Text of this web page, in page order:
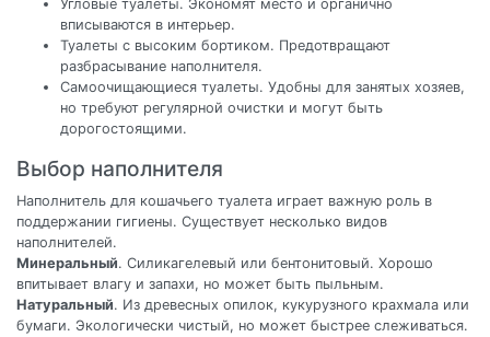
Угловые туалеты. Экономят место и органично
вписываются в интерьер.
Туалеты с высоким бортиком. Предотвращают
разбрасывание наполнителя.
Самоочищающиеся туалеты. Удобны для занятых хозяев,
но требуют регулярной очистки и могут быть
дорогостоящими.
Выбор наполнителя
Наполнитель для кошачьего туалета играет важную роль в
поддержании гигиены. Существует несколько видов
наполнителей.
Минеральный. Силикагелевый или бентонитовый. Хорошо
впитывает влагу и запахи, но может быть пыльным.
Натуральный. Из древесных опилок, кукурузного крахмала или
бумаги. Экологически чистый, но может быстрее слеживаться.